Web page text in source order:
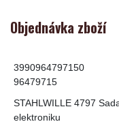
Objednávka zboží
3990964797150
96479715
STAHLWILLE 4797
elektroniku